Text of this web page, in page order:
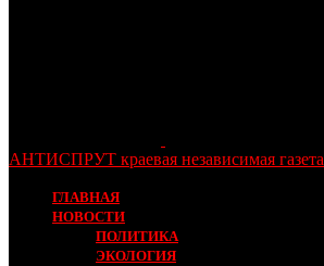
АНТИСПРУТ краевая независимая газета
ГЛАВНАЯ
НОВОСТИ
ПОЛИТИКА
ЭКОЛОГИЯ